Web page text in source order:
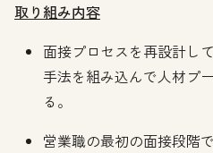
取り組み内容
面接プロセスを再設計し
手法を組み込んで人材プ
る。
営業職の最初の面接段階